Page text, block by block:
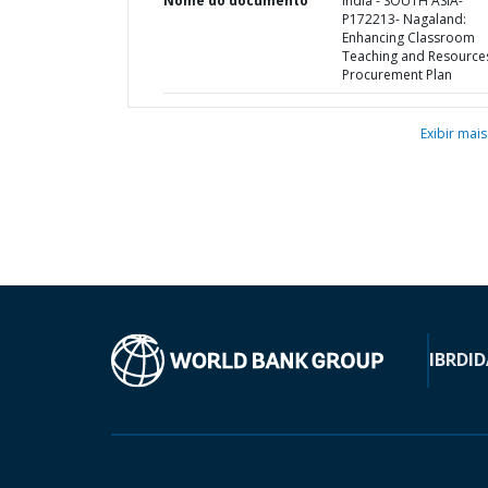
P172213- Nagaland:
Enhancing Classroom
Teaching and
Procurement Plan
Exibir mais
IBRD